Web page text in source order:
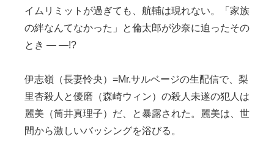
イムリミットが過ぎても、航輔は現れない。「家族
の絆なんてなかった」と倫太郎が沙奈に迫ったその
とき — —!?
伊志嶺（長妻怜央）=Mr.サルベージの生配信で、梨
里杏殺人と優磨（森崎ウィン）の殺人未遂の犯人は
麗美（筒井真理子）だ、と暴露された。麗美は、世
間から激しいバッシングを浴びる。